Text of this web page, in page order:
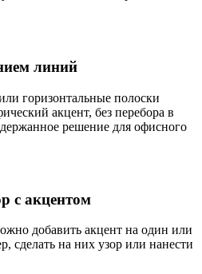
линий
горизонтальные полоски
акцент, без перебора в
решение для офисного
с акцентом
добавить акцент на один или
сделать на них узор или нанести